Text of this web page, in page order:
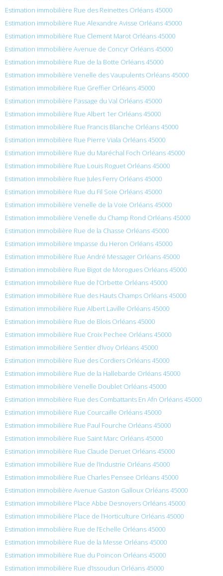
Estimation immobilière Rue des Reinettes Orléans 45000
Estimation immobilière Rue Alexandre Avisse Orléans 45000
Estimation immobilière Rue Clement Marot Orléans 45000
Estimation immobilière Avenue de Concyr Orléans 45000
Estimation immobilière Rue de la Botte Orléans 45000
Estimation immobilière Venelle des Vaupulents Orléans 45000
Estimation immobilière Rue Greffier Orléans 45000
Estimation immobilière Passage du Val Orléans 45000
Estimation immobilière Rue Albert 1er Orléans 45000
Estimation immobilière Rue Francis Blanche Orléans 45000
Estimation immobilière Rue Pierre Viala Orléans 45000
Estimation immobilière Rue du Maréchal Foch Orléans 45000
Estimation immobilière Rue Louis Roguet Orléans 45000
Estimation immobilière Rue Jules Ferry Orléans 45000
Estimation immobilière Rue du Fil Soie Orléans 45000
Estimation immobilière Venelle de la Voie Orléans 45000
Estimation immobilière Venelle du Champ Rond Orléans 45000
Estimation immobilière Rue de la Chasse Orléans 45000
Estimation immobilière Impasse du Heron Orléans 45000
Estimation immobilière Rue André Messager Orléans 45000
Estimation immobilière Rue Bigot de Morogues Orléans 45000
Estimation immobilière Rue de l’Orbette Orléans 45000
Estimation immobilière Rue des Hauts Champs Orléans 45000
Estimation immobilière Rue Albert Laville Orléans 45000
Estimation immobilière Rue de Blois Orléans 45000
Estimation immobilière Rue Croix Pechee Orléans 45000
Estimation immobilière Sentier d’Ivoy Orléans 45000
Estimation immobilière Rue des Cordiers Orléans 45000
Estimation immobilière Rue de la Hallebarde Orléans 45000
Estimation immobilière Venelle Doublet Orléans 45000
Estimation immobilière Rue des Combattants En Afn Orléans 45000
Estimation immobilière Rue Courcaille Orléans 45000
Estimation immobilière Rue Paul Fourche Orléans 45000
Estimation immobilière Rue Saint Marc Orléans 45000
Estimation immobilière Rue Claude Deruet Orléans 45000
Estimation immobilière Rue de l’Industrie Orléans 45000
Estimation immobilière Rue Charles Pensee Orléans 45000
Estimation immobilière Avenue Gaston Galloux Orléans 45000
Estimation immobilière Place Abbe Desnoyers Orléans 45000
Estimation immobilière Place de l’Horticulture Orléans 45000
Estimation immobilière Rue de l’Echelle Orléans 45000
Estimation immobilière Rue de la Messe Orléans 45000
Estimation immobilière Rue du Poincon Orléans 45000
Estimation immobilière Rue d’Issoudun Orléans 45000